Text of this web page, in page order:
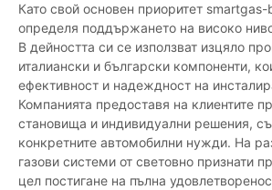
Като свой основен приоритет
определя поддържането на високо
В дейността си се използват изцяло
италиански и български компоненти,
ефективност и надеждност на
Компанията предоставя на клиентите
становища и индивидуални решения,
конкретните автомобилни нужди. На
газови системи от световно признати
цел постигане на пълна